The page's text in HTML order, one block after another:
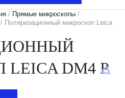
/ Прямые микроскопы /
/ Поляризационный микроскоп Leica
DM4 P